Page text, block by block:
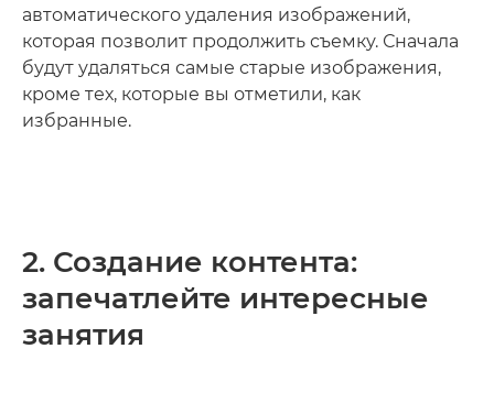
автоматического удаления изображений,
которая позволит продолжить съемку. Сначала
будут удаляться самые старые изображения,
кроме тех, которые вы отметили, как
избранные.
2. Создание контента:
запечатлейте интересные
занятия